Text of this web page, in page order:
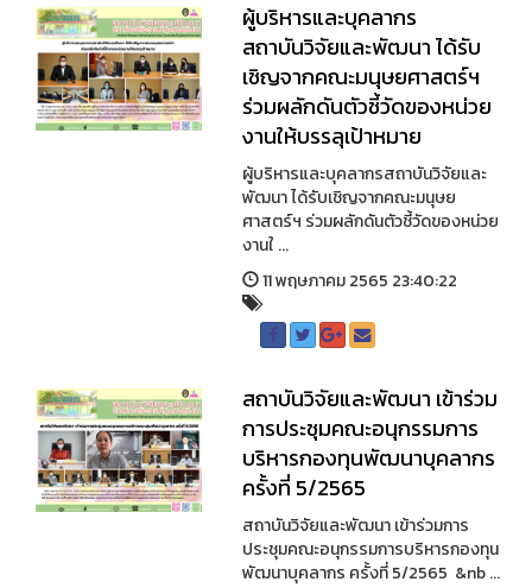
ผู้บริหารและบุคลากร
สถาบันวิจัยและพัฒนา ได้รับ
เชิญจากคณะมนุษยศาสตร์ฯ
ร่วมผลักดันตัวชี้วัดของหน่วย
งานให้บรรลุเป้าหมาย
ผู้บริหารและบุคลากรสถาบันวิจัยและ
พัฒนา ได้รับเชิญจากคณะมนุษย
ศาสตร์ฯ ร่วมผลักดันตัวชี้วัดของหน่วย
งานใ ...
11 พฤษภาคม 2565 23:40:22
สถาบันวิจัยและพัฒนา เข้าร่วม
การประชุมคณะอนุกรรมการ
บริหารกองทุนพัฒนาบุคลากร
ครั้งที่ 5/2565
สถาบันวิจัยและพัฒนา เข้าร่วมการ
ประชุมคณะอนุกรรมการบริหารกองทุน
พัฒนาบุคลากร ครั้งที่ 5/2565 &nb ...